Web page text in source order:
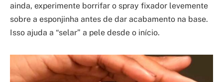
ainda, experimente borrifar o spray fixador levemente
sobre a esponjinha antes de dar acabamento na base.
Isso ajuda a “selar” a pele desde o início.